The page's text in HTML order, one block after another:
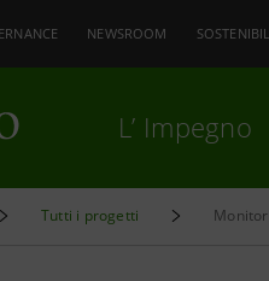
NEWSROOM
L’ Impegno
Tutti i progetti